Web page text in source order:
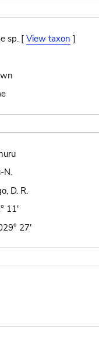
sp. [View taxon ]
N.
D. R.
11'
27'